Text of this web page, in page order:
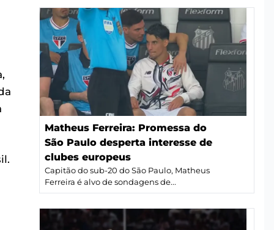
Matheus Ferreira: Promessa do
São Paulo desperta interesse de
clubes europeus
Capitão do sub-20 do São Paulo, Matheus
Ferreira é alvo de sondagens de...